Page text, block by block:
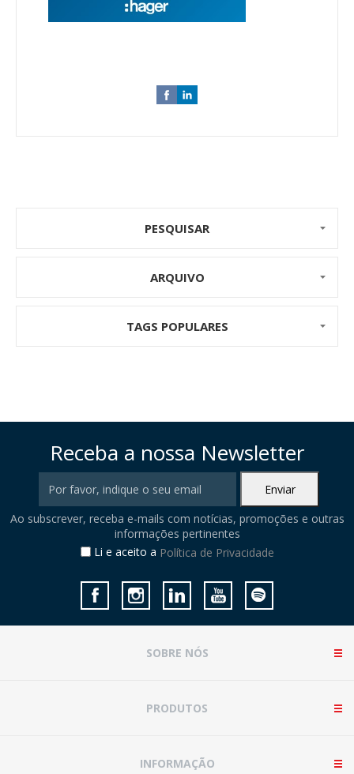
PESQUISAR
ARQUIVO
TAGS POPULARES
Receba a nossa Newsletter
Ao subscrever, receba e-mails com notícias, promoções e outras
informações pertinentes
Li e aceito a Política de Privacidade
SOBRE NÓS
PRODUTOS
INFORMAÇÃO